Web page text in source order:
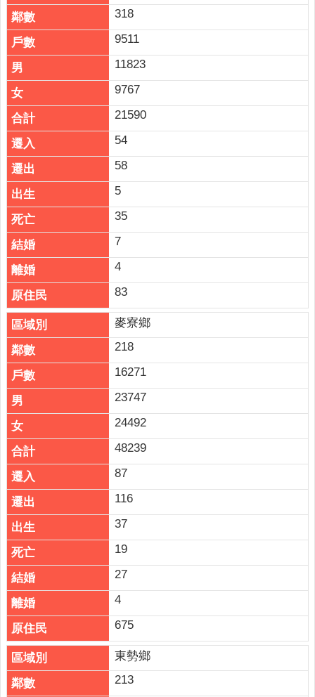
318
9511
11823
9767
21590
54
58
5
35
7
4
83
麥寮鄉
218
16271
23747
24492
48239
87
116
37
19
27
4
675
東勢鄉
213